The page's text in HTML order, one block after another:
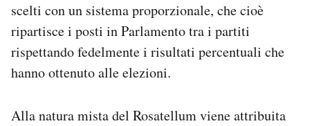
scelti con un sistema proporzionale, che cioè
ripartisce i posti in Parlamento tra i partiti
rispettando fedelmente i risultati percentuali che
hanno ottenuto alle elezioni.
Alla natura mista del Rosatellum viene attribuita